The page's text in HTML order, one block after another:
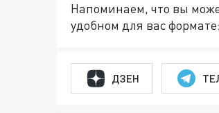
Напоминаем, что вы
удобном для вас
ДЗЕН